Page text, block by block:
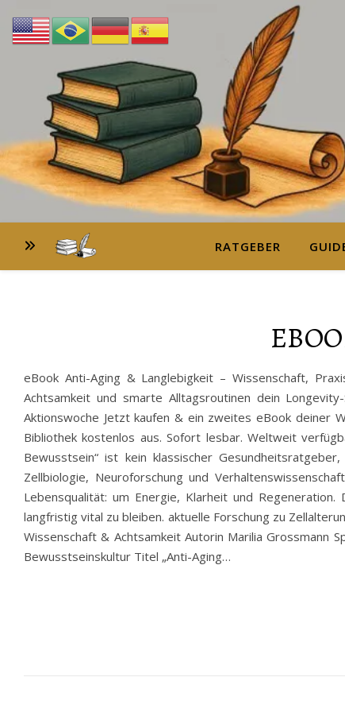
RATGEBER
eBook Anti-Aging & Langlebigkeit – Wissenschaft,
Achtsamkeit und smarte Alltagsroutinen dein
Aktionswoche Jetzt kaufen & ein zweites eBook deiner
Bibliothek kostenlos aus. Sofort lesbar. Weltweit
Bewusstsein“ ist kein klassischer
Zellbiologie, Neuroforschung und
Lebensqualität: um Energie, Klarheit und
langfristig vital zu bleiben. aktuelle Forschung zu
Wissenschaft & Achtsamkeit Autorin Marilia Grossmann
Bewusstseinskultur Titel „Anti-Aging…